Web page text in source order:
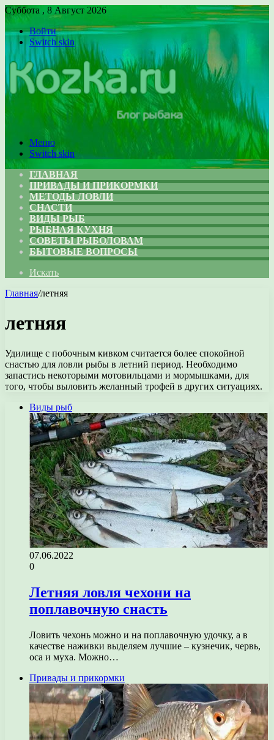
Суббота , 8 Август 2026
Войти
Switch skin
Меню
Switch skin
ГЛАВНАЯ
ПРИВАДЫ И ПРИКОРМКИ
МЕТОДЫ ЛОВЛИ
СНАСТИ
ВИДЫ РЫБ
РЫБНАЯ КУХНЯ
СОВЕТЫ РЫБОЛОВАМ
БЫТОВЫЕ ВОПРОСЫ
Искать
Главная/летняя
летняя
Удилище с побочным кивком считается более спокойной
снастью для ловли рыбы в летний период. Необходимо
запастись некоторыми мотовильцами и мормышками, для
того, чтобы выловить желанный трофей в других ситуациях.
Виды рыб
07.06.2022
0
Летняя ловля чехони на
поплавочную снасть
Ловить чехонь можно и на поплавочную удочку, а в
качестве наживки выделяем лучшие – кузнечик, червь,
оса и муха. Можно…
Привады и прикормки